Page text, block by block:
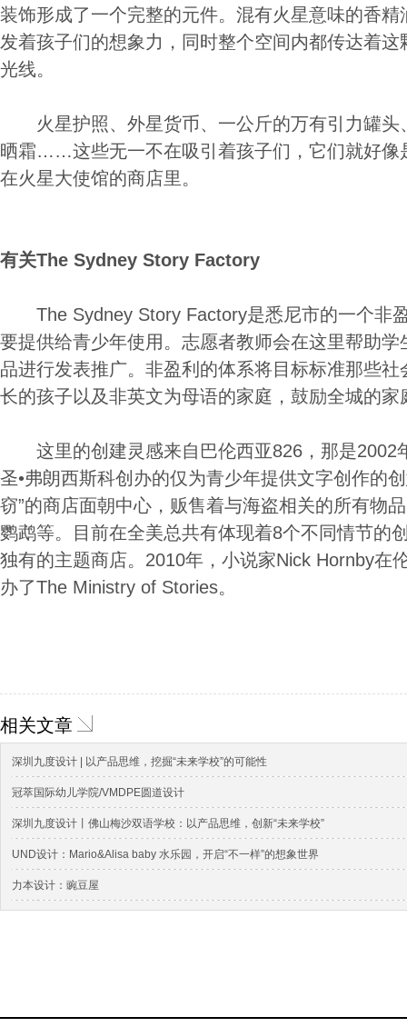
装饰形成了一个完整的元件。混有火星意味的香
发着孩子们的想象力，同时整个空间内都传达着
光线。
火星护照、外星货币、一公斤的万有引力罐头
晒霜……这些无一不在吸引着孩子们，它们就好像
在火星大使馆的商店里。
有关The Sydney Story Factory
The Sydney Story Factory是悉尼市的一个非
要提供给青少年使用。志愿者教师会在这里帮助
品进行发表推广。非盈利的体系将目标标准那些
长的孩子以及非英文为母语的家庭，鼓励全城的家
这里的创建灵感来自巴伦西亚826，那是2002
圣•弗朗西斯科创办的仅为青少年提供文字创作的
窃”的商店面朝中心，贩售着与海盗相关的所有物
鹦鹉等。目前在全美总共有体现着8个不同情节的
独有的主题商店。2010年，小说家Nick Hornby在
办了The Ministry of Stories。
相关文章
深圳九度设计 | 以产品思维，挖掘“未来学校”的可能性
冠萃国际幼儿学院/VMDPE圆道设计
深圳九度设计丨佛山梅沙双语学校：以产品思维，创新“未来学校”
UND设计：Mario&Alisa baby 水乐园，开启“不一样”的想象世界
力本设计：豌豆屋